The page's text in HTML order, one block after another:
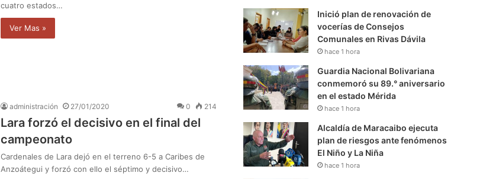
cuatro estados…
Ver Mas »
administración 27/01/2020 0 214
Lara forzó el decisivo en el final del
campeonato
Cardenales de Lara dejó en el terreno 6-5 a Caribes de
Anzoátegui y forzó con ello el séptimo y decisivo…
Inició plan de renovación de
vocerías de Consejos
Comunales en Rivas Dávila
hace 1 hora
Guardia Nacional Bolivariana
conmemoró su 89.° aniversario
en el estado Mérida
hace 1 hora
Alcaldía de Maracaibo ejecuta
plan de riesgos ante fenómenos
El Niño y La Niña
hace 1 hora